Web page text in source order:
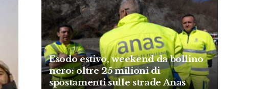
Esodo estivo, weekend da bollino
nero: oltre 25 milioni di
spostamenti sulle strade Anas